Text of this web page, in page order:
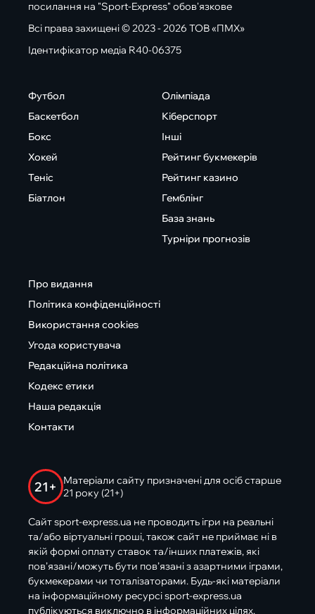
посилання на "Sport-Express" обов'язкове
Всі права захищені © 2023 - 2026 ТОВ «ПМХ»
Ідентифікатор медіа R40-06375
Футбол
Баскетбол
Бокс
Хокей
Теніс
Біатлон
Олімпіада
Кіберспорт
Інші
Рейтинг букмекерів
Рейтинг казино
Гемблінг
База знань
Турніри прогнозів
Про видання
Політика конфіденційності
Використання cookies
Угода користувача
Редакційна політика
Кодекс етики
Наша редакція
Контакти
21+
Матеріали сайту призначені для осіб старше
21 року (21+)
Сайт sport-express.ua не проводить ігри на реальні
та/або віртуальні гроші, також сайт не приймає ні в
якій формі оплату ставок та/інших платежів, які
пов’язані/можуть бути пов’язані з азартними іграми,
букмекерами чи тоталізаторами. Будь-які матеріали
на інформаційному ресурсі sport-express.ua
публікуються виключно в інформаційних цілях.